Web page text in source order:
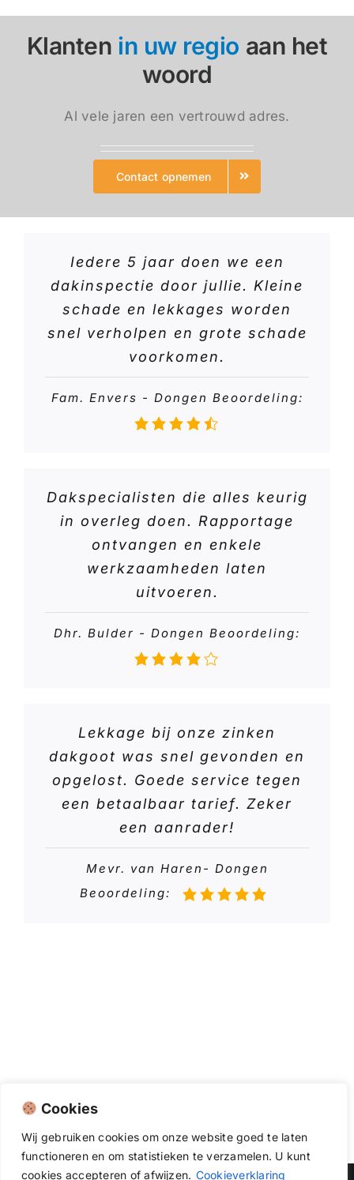
Cookies
Wij gebruikencookiesomonzewebsitegoedte laten
functionerenen om statistieken teverzamelen. U kunt
cookies accepteren of afwijzen. Cookieverklaring
Klanten in uw regio aan het
woord
Al vele jaren een vertrouwd adres.
Contact opnemen
Iedere 5 jaar doen we een
dakinspectie door jullie. Kleine
schade en lekkages worden
snel verholpen en grote schade
voorkomen.
Fam. Envers - Dongen Beoordeling:
Dakspecialisten die alles keurig
in overleg doen. Rapportage
ontvangen en enkele
werkzaamheden laten
uitvoeren.
Dhr. Bulder - Dongen Beoordeling:
Lekkage bij onze zinken
dakgoot was snel gevonden en
opgelost. Goede service tegen
een betaalbaar tarief. Zeker
een aanrader!
Mevr. van Haren- Dongen
Beoordeling: